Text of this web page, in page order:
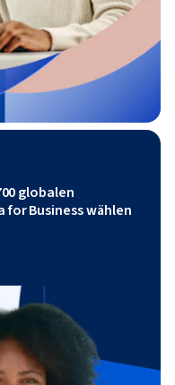
globalen
Business wählen